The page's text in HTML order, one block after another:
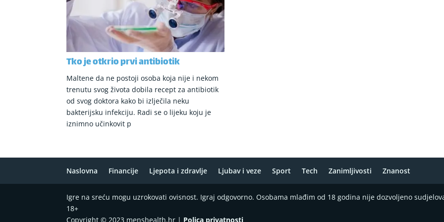
Tko je otkrio prvi antibiotik
Maltene da ne postoji osoba koja nije i nekom
trenutu svog života dobila recept za antibiotik
od svog doktora kako bi izlječila neku
bakterijsku infekciju. Radi se o lijeku koju je
iznimno učinkovit p
Naslovna Financije Ljepota i zdravlje Ljubav i veze Sport Tech Zanimljivosti Znanost
Igre na sreću mogu uzrokovati ovisnost. Igraj odgovorno. Osobama mlađim od 18 godina nije dozvoljeno
18+
Copyright © 2023 menshealth.hr | Polica privatnosti